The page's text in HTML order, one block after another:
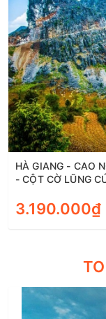
HÀ GIANG - CAO
- CỘT CỜ LŨNG
3.190.000₫